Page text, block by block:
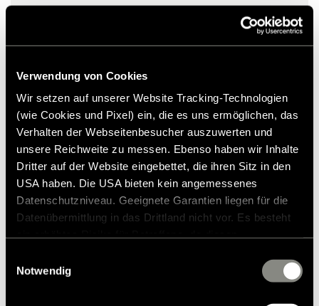
Verwendung von Cookies
Wir setzen auf unserer Website Tracking-Technologien
(wie Cookies und Pixel) ein, die es uns ermöglichen, das
Verhalten der Webseitenbesucher auszuwerten und
unsere Reichweite zu messen. Ebenso haben wir Inhalte
Dritter auf der Website eingebettet, die ihren Sitz in den
USA haben. Die USA bieten kein angemessenes
Datenschutzniveau. Geeignete Garantien liegen für die
Datenübermittlung in das Drittland nicht vor. Es besteht
zustehen. Eingesetzte Dienstleister können Daten für
zusammenführen. Weitere Informationen finden Sie in
Notwendig
2006 beige